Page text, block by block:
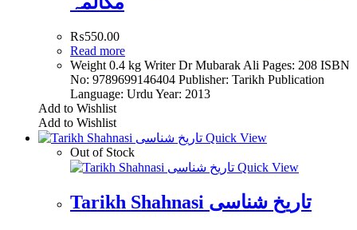
₨550.00
Read more
Weight 0.4 kg Writer Dr Mubarak Ali Pages: 208 ISBN
No: 9789699146404 Publisher: Tarikh Publication
Language: Urdu Year: 2013
Add to Wishlist
Add to Wishlist
Quick View
Out of Stock
Quick View
Tarikh Shahnasi تاریخ شناسی